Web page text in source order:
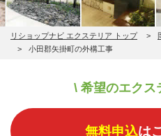
リショップナビ エクステリア トップ
小田郡矢掛町の外構工事
\ 希望のエクス
無料申込は